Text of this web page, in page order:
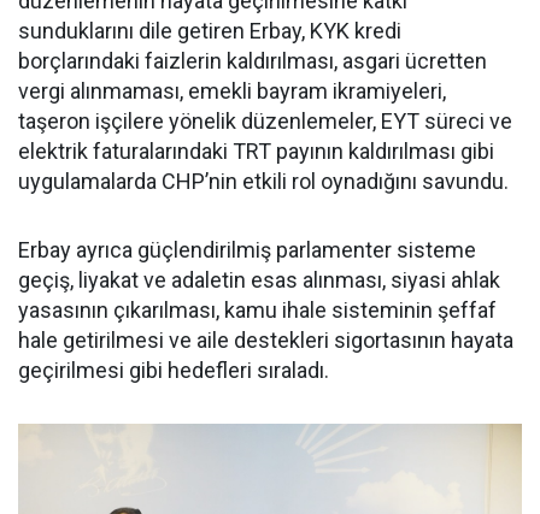
sunduklarını dile getiren Erbay, KYK kredi
borçlarındaki faizlerin kaldırılması, asgari ücretten
vergi alınmaması, emekli bayram ikramiyeleri,
taşeron işçilere yönelik düzenlemeler, EYT süreci ve
elektrik faturalarındaki TRT payının kaldırılması gibi
uygulamalarda CHP’nin etkili rol oynadığını savundu.
Erbay ayrıca güçlendirilmiş parlamenter sisteme
geçiş, liyakat ve adaletin esas alınması, siyasi ahlak
yasasının çıkarılması, kamu ihale sisteminin şeffaf
hale getirilmesi ve aile destekleri sigortasının hayata
geçirilmesi gibi hedefleri sıraladı.